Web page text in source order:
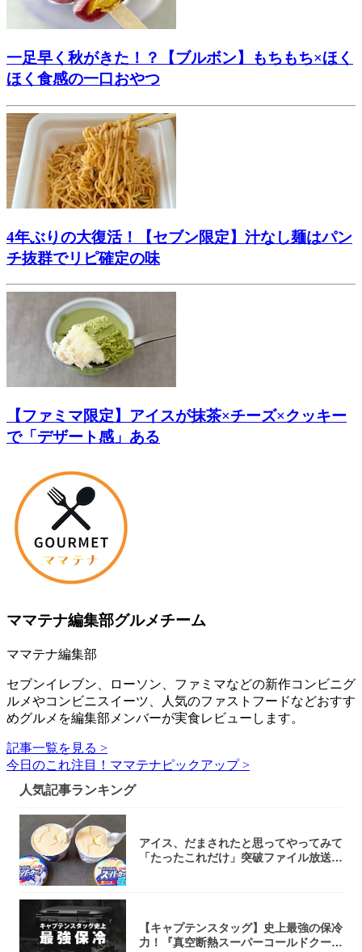
一足早く秋がきた！？【ブルボン】もちもち×ほく
ほく食感の一口おやつ
4年ぶりの大復活！【セブン限定】汁なし麺はパン
チ抜群でリピ確定の味
【ファミマ限定】アイスが抹茶×チーズ×クッキー
で「デザート感」ある
ママテナ編集部グルメチーム
ママテナ編集部
セブンイレブン、ローソン、ファミマなどの新作コンビニグ
ルメやコンビニスイーツ、人気のファストフードなどおすす
めグルメを編集部メンバーが実食レビューします。
記事一覧を見る >
今日のこれ注目！ママテナピックアップ >
人気記事ランキング
アイス、だまされたと思ってやってみて
「たったこれだけ」突破ファイル放送で
【キャプテンスタッグ】史上最強の保冷
力！『真空断熱スーパーコールドクーラ